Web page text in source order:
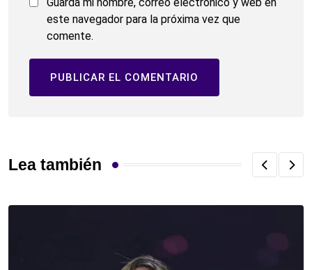
este navegador para la próxima vez que
comente.
Lea también